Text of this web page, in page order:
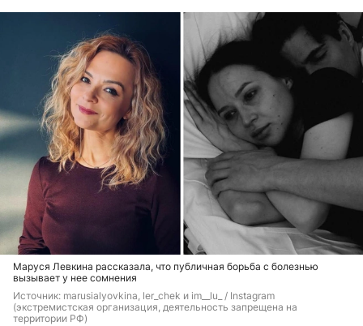
Маруся Левкина рассказала, что публичная борьба с болезнью
вызывает у нее сомнения
Источник: marusialyovkina, ler_chek и im__lu_ / Instagram
(экстремистская организация, деятельность запрещена на
территории РФ)